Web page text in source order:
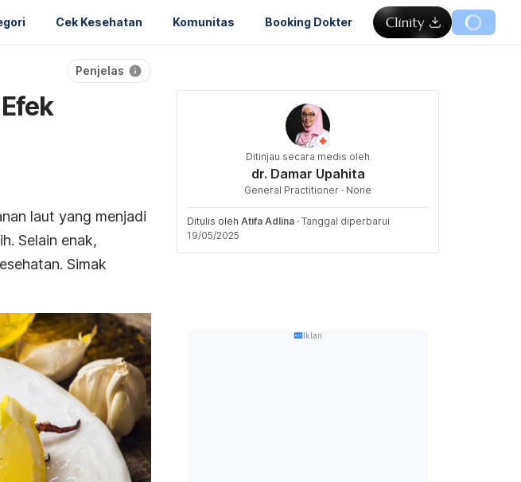
Cek Kesehatan Komunitas Booking Dokter
Penjelas
laut yang menjadi
Selain enak,
Simak
Ditinjau secara medis oleh
dr. Damar Upahita
General Practitioner · None
Ditulis oleh Atifa Adlina · Tanggal diperbarui
19/05/2025
Iklan